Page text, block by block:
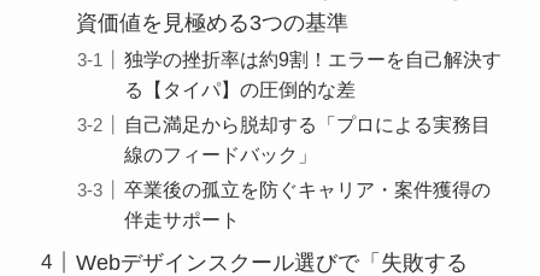
資価値を見極める3つの基準
独学の挫折率は約9割！エラーを自己解決す
る【タイパ】の圧倒的な差
自己満足から脱却する「プロによる実務目
線のフィードバック」
卒業後の孤立を防ぐキャリア・案件獲得の
伴走サポート
Webデザインスクール選びで「失敗する